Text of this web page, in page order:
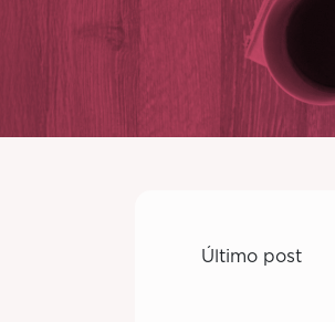
Último post